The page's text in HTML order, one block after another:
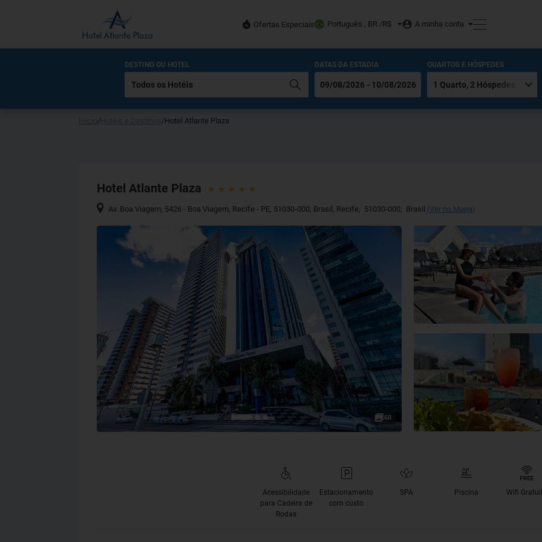
Ofertas Especiais Português , BR /R$ A minha conta
DESTINO OU HOTEL DATAS DA ESTADIA QUARTOS E HÓSPEDES
/ /Hotel Atlante Plaza
Hotel Atlante Plaza
Av. Boa Viagem, 5426 - Boa Viagem, Recife - PE, 51030-000, Brasil , Recife, 51030-000, Brasil (Ver no Mapa)
68
Acessibilidade
para Cadeira de
Rodas
Estacionamento
com custo
SPA Piscina Wifi